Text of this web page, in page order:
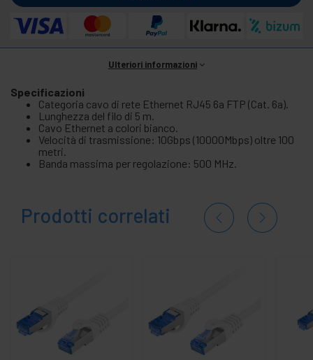
Ulteriori informazioni
Specificazioni
Categoria cavo di rete Ethernet RJ45 6a FTP (Cat. 6a).
Lunghezza del filo di 5 m.
Cavo Ethernet a colori bianco.
Velocità di trasmissione: 10Gbps (10000Mbps) oltre 100
metri.
Banda massima per regolazione: 500 MHz.
Prodotti correlati